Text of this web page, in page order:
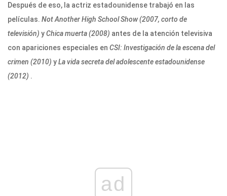
Después de eso, la actriz estadounidense trabajó en las
películas. Not Another High School Show (2007, corto de
televisión) yChica muerta (2008) antes de la atención televisiva
con apariciones especiales en CSI: Investigación de la escena del
crimen (2010) yLa vida secreta del adolescente estadounidense
(2012) .
ad